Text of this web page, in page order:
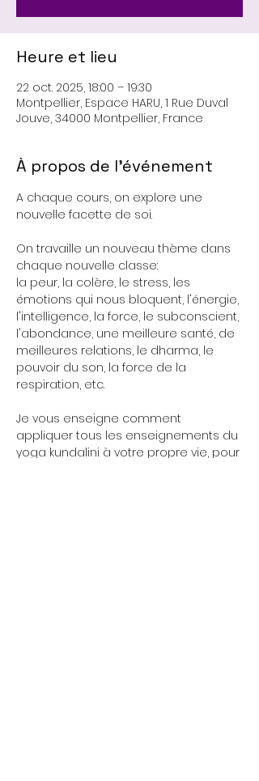
Heure et lieu
22 oct. 2025, 18:00 – 19:30
Montpellier, Espace HARU, 1 Rue Duval
Jouve, 34000 Montpellier, France
À propos de l'événement
A chaque cours, on explore une
nouvelle facette de soi.
On travaille un nouveau thème dans
chaque nouvelle classe:
la peur, la colère, le stress, les
émotions qui nous bloquent, l'énergie,
l'intelligence, la force, le subconscient,
l'abondance, une meilleure santé, de
meilleures relations, le dharma, le
pouvoir du son, la force de la
respiration, etc.
Je vous enseigne comment
appliquer tous les enseignements du
yoga kundalini à votre propre vie, pour